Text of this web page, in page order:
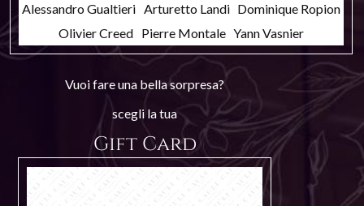
Alessandro Gualtieri Arturetto Landi Dominique Ropion
Olivier Creed Pierre Montale Yann Vasnier
Vuoi fare una bella sorpresa?
scegli la tua
Gift Card